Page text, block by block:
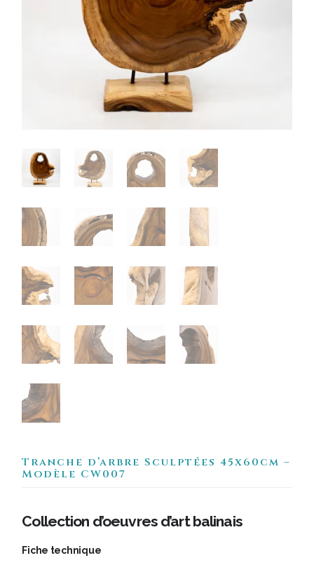
Tranche d’arbre Sculptées 45x60cm –
Modèle CW007
Collection d’oeuvres d’art balinais
Fiche technique